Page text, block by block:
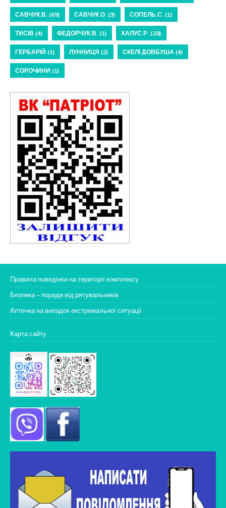
САВЧУК.В. (69) САВЧУК.О. (3) СОПЕЛЬ.С. (1)
ТИСІВ (4) ФЕДОРЧУК.В. (1) ХАЛУС.Р. (28)
ГЕРБАРІЙ (1) ЛУННИЦЯ (2) СКЕЛІ ДОВБУША (4)
СОРОЧИНИ (1)
Правила поведінки на території комплексу
Безпека – поради від рятувальників
Аптечка на випадок екстремальної ситуації
Карта сайту